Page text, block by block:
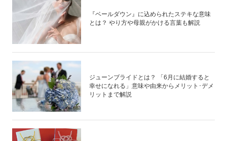
『ベールダウン』に込められたステキな意味
とは？ やり方や母親がかける言葉も解説
ジューンブライドとは？ 「6月に結婚すると
幸せになれる」意味や由来からメリット･デメ
リットまで解説